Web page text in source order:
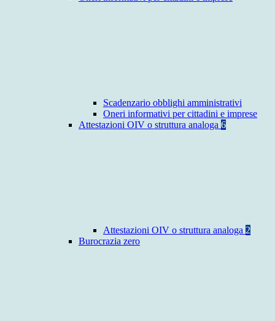
Scadenzario obblighi amministrativi
Oneri informativi per cittadini e imprese
Attestazioni OIV o struttura analoga 6
Attestazioni OIV o struttura analoga 2
Burocrazia zero